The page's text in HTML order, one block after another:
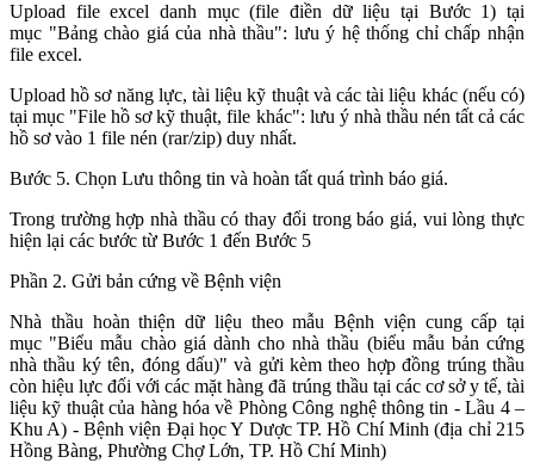
Upload file excel danh mục (file điền dữ liệu tại Bước 1) tại
mục "Bảng chào giá của nhà thầu": lưu ý hệ thống chỉ chấp nhận
file excel.
Upload hồ sơ năng lực, tài liệu kỹ thuật và các tài liệu khác (nếu có)
tại mục "File hồ sơ kỹ thuật, file khác": lưu ý nhà thầu nén tất cả các
hồ sơ vào 1 file nén (rar/zip) duy nhất.
Bước 5. Chọn Lưu thông tin và hoàn tất quá trình báo giá.
Trong trường hợp nhà thầu có thay đổi trong báo giá, vui lòng thực
hiện lại các bước từ Bước 1 đến Bước 5
Phần 2. Gửi bản cứng về Bệnh viện
Nhà thầu hoàn thiện dữ liệu theo mẫu Bệnh viện cung cấp tại
mục "Biểu mẫu chào giá dành cho nhà thầu (biểu mẫu bản cứng
nhà thầu ký tên, đóng dấu)" và gửi kèm theo hợp đồng trúng thầu
còn hiệu lực đối với các mặt hàng đã trúng thầu tại các cơ sở y tế, tài
liệu kỹ thuật của hàng hóa về Phòng Công nghệ thông tin - Lầu 4 –
Khu A) - Bệnh viện Đại học Y Dược TP. Hồ Chí Minh (địa chỉ 215
Hồng Bàng, Phường Chợ Lớn, TP. Hồ Chí Minh)